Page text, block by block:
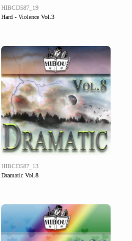
HIBCD587_19
Hard - Violence Vol.3
HIBCD587_13
Dramatic Vol.8